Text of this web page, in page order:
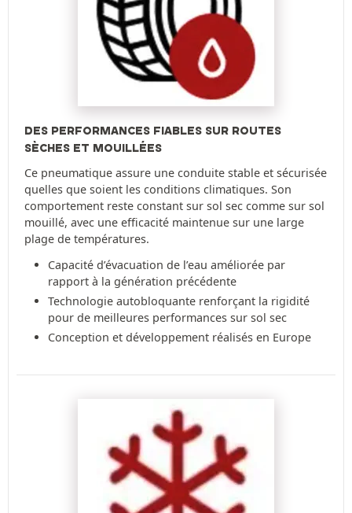
DES PERFORMANCES FIABLES SUR ROUTES
SÈCHES ET MOUILLÉES
Ce pneumatique assure une conduite stable et sécurisée
quelles que soient les conditions climatiques. Son
comportement reste constant sur sol sec comme sur sol
mouillé, avec une efficacité maintenue sur une large
plage de températures.
Capacité d’évacuation de l’eau améliorée par
rapport à la génération précédente
Technologie autobloquante renforçant la rigidité
pour de meilleures performances sur sol sec
Conception et développement réalisés en Europe